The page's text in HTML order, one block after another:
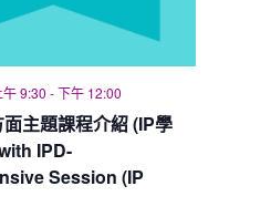
主題課程介紹 (IP學
IPD-
Session (IP
9:30 -下午 12:00